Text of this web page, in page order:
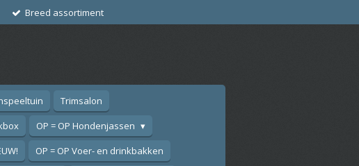
Breed assortiment
Trimsalon
OP = OP Hondenjassen
OP = OP Voer- en drinkbakken